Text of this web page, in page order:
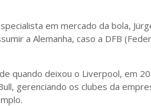
em mercado da bola,
a Alemanha, caso a DFB
quando deixou o Liverpool, em
gerenciando os clubes da